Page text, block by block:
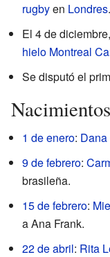
rugbyen Londres.
El 4 de
hielo Montreal
Se disputó el
1 de enero:
9 de febrero:
brasileña.
15 de febrero:
a Ana Frank.
22 de abril: Rita